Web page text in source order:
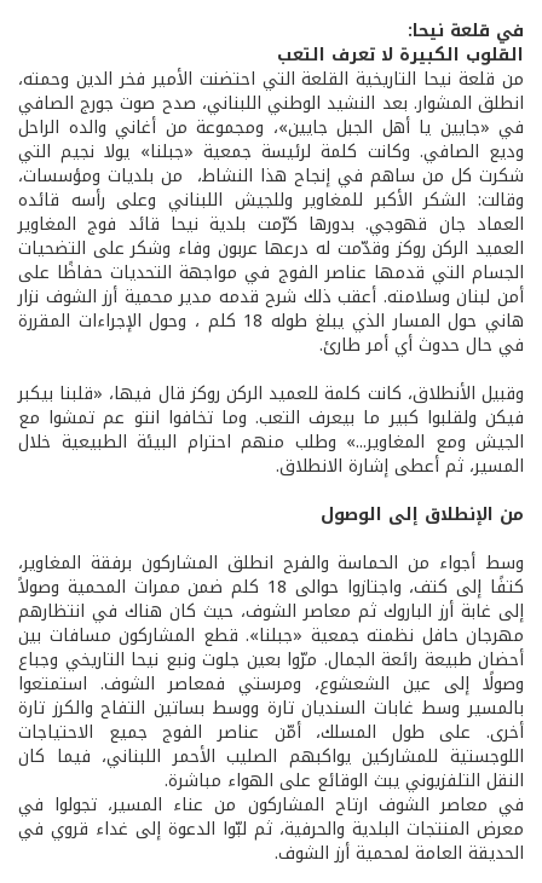
في قلعة نيحا:
القلوب الكبيرة لا تعرف التعب
من قلعة نيحا التاريخية القلعة التي احتضنت الأمير فخر الدين وحمته،
انطلق المشوار. بعد النشيد الوطني اللبناني، صدح صوت جورج الصافي
في «جايين يا أهل الجبل جايين»، ومجموعة من أغاني والده الراحل
وديع الصافي. وكانت كلمة لرئيسة جمعية «جبلنا» يولا نجيم التي
شكرت كل من ساهم في إنجاح هذا النشاط، من بلديات ومؤسسات،
وقالت: الشكر الأكبر للمغاوير وللجيش اللبناني وعلى رأسه قائده
العماد جان قهوجي. بدورها كرّمت بلدية نيحا قائد فوج المغاوير
العميد الركن روكز وقدّمت له درعها عربون وفاء وشكر على التضحيات
الجسام التي قدمها عناصر الفوج في مواجهة التحديات حفاظًا على
أمن لبنان وسلامته. أعقب ذلك شرح قدمه مدير محمية أرز الشوف نزار
هاني حول المسار الذي يبلغ طوله 18 كلم ، وحول الإجراءات المقررة
في حال حدوث أي أمر طارئ.
وقبيل الأنطلاق، كانت كلمة للعميد الركن روكز قال فيها، «قلبنا بيكبر
فيكن ولقلبوا كبير ما بيعرف التعب. وما تخافوا انتو عم تمشوا مع
الجيش ومع المغاوير...» وطلب منهم احترام البيئة الطبيعية خلال
المسير، ثم أعطى إشارة الانطلاق.
من الإنطلاق إلى الوصول
وسط أجواء من الحماسة والفرح انطلق المشاركون برفقة المغاوير،
كتفًا إلى كتف، واجتازوا حوالى 18 كلم ضمن ممرات المحمية وصولاً
إلى غابة أرز الباروك ثم معاصر الشوف، حيث كان هناك في انتظارهم
مهرجان حافل نظمته جمعية «جبلنا». قطع المشاركون مسافات بين
أحضان طبيعة رائعة الجمال. مرّوا بعين جلوت ونبع نيحا التاريخي وجباع
وصولًا إلى عين الشعشوع، ومرستي فمعاصر الشوف. استمتعوا
بالمسير وسط غابات السنديان تارة ووسط بساتين التفاح والكرز تارة
أخرى. على طول المسلك، أمّن عناصر الفوج جميع الاحتياجات
اللوجستية للمشاركين يواكبهم الصليب الأحمر اللبناني، فيما كان
النقل التلفزيوني يبث الوقائع على الهواء مباشرة.
في معاصر الشوف ارتاح المشاركون من عناء المسير، تجولوا في
معرض المنتجات البلدية والحرفية، ثم لبّوا الدعوة إلى غداء قروي في
الحديقة العامة لمحمية أرز الشوف.